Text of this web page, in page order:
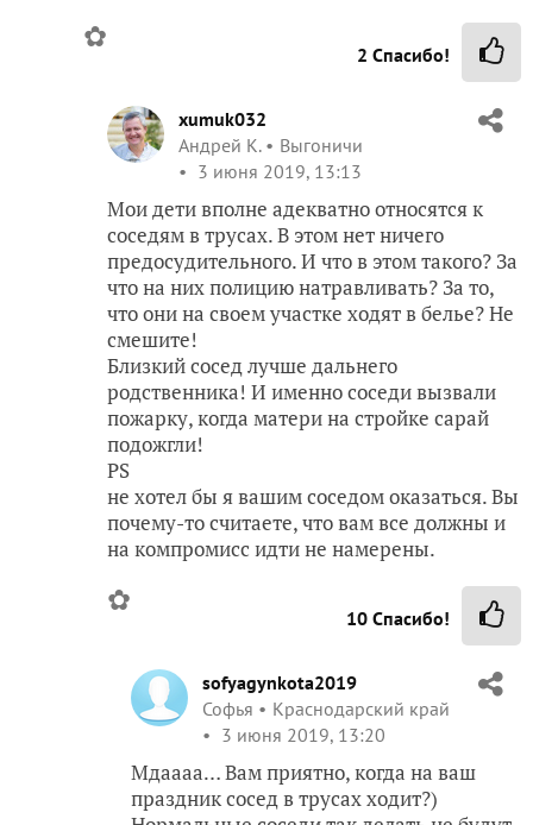
✿ 2 Спасибо!
xumuk032
Андрей К.
Выгоничи
3 июня 2019, 13:13
Мои дети вполне адекватно относятся к
соседям в трусах. В этом нет ничего
предосудительного. И что в этом такого? За
что на них полицию натравливать? За то,
что они на своем участке ходят в белье? Не
смешите!
Близкий сосед лучше дальнего
родственника! И именно соседи вызвали
пожарку, когда матери на стройке сарай
подожгли!
PS
не хотел бы я вашим соседом оказаться. Вы
почему-то считаете, что вам все должны и
на компромисс идти не намерены.
✿ 10 Спасибо!
sofyagynkota2019
Софья
Краснодарский край
3 июня 2019, 13:20
Мдаааа… Вам приятно, когда на ваш
праздник сосед в трусах ходит?)